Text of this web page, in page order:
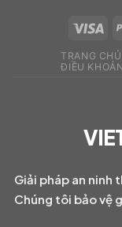
TRANG CHỦ
ĐIỀU
Giải pháp an ninh
Chúng tôi bảo vệ